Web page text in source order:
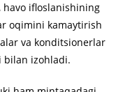
havo ifloslanishining
oqimini kamaytirish
va konditsionerlar
bilan izohladi.